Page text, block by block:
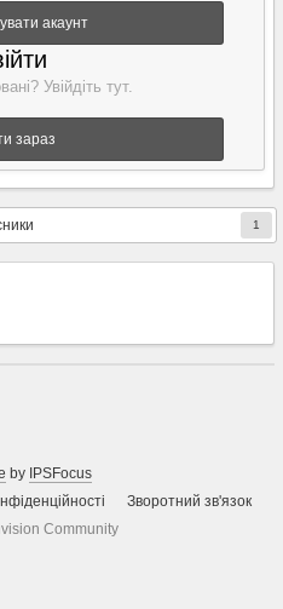
акаунт
Увійдіть тут.
зараз
1
by IPSFocus
Зворотний зв'язок
Community